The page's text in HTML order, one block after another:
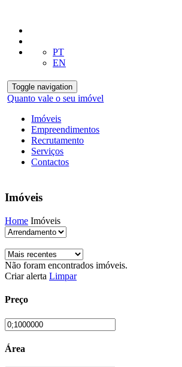
PT
EN
Toggle navigation
Quanto vale o seu imóvel
Imóveis
Empreendimentos
Recrutamento
Serviços
Contactos
Imóveis
Home Imóveis
Não foram encontrados imóveis.
Criar alerta Limpar
Preço
Área